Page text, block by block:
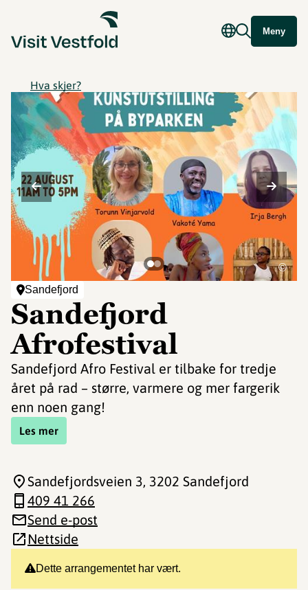
Meny
Hva skjer?
Sandefjord
Sandefjord
Afrofestival
Sandefjord Afro Festival er tilbake for tredje
året på rad – større, varmere og mer fargerik
enn noen gang!
Les mer
©
Dette arrangementet har vært.
Sandefjordsveien 3, 3202 Sandefjord
409 41 266
Send e-post
Nettside